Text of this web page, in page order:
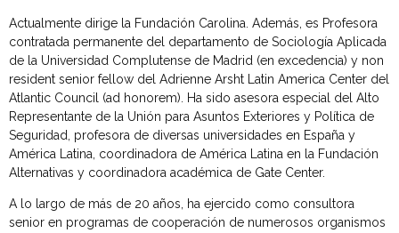
Actualmente dirige la Fundación Carolina. Además, es Profesora
contratada permanente del departamento de Sociología Aplicada
de la Universidad Complutense de Madrid (en excedencia) y non
resident senior fellow del Adrienne Arsht Latin America Center del
Atlantic Council (ad honorem). Ha sido asesora especial del Alto
Representante de la Unión para Asuntos Exteriores y Política de
Seguridad, profesora de diversas universidades en España y
América Latina, coordinadora de América Latina en la Fundación
Alternativas y coordinadora académica de Gate Center.
A lo largo de más de 20 años, ha ejercido como consultora
senior en programas de cooperación de numerosos organismos